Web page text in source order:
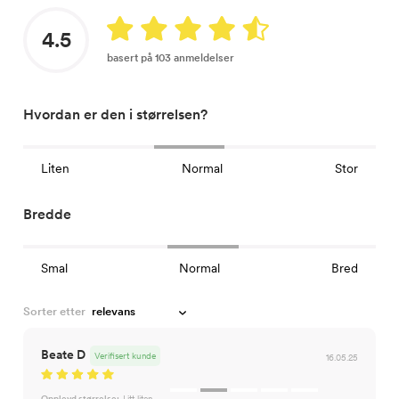
4.5
basert på 103 anmeldelser
Hvordan er den i størrelsen?
Liten Normal Stor
Bredde
Smal Normal Bred
Sorter etter
Beate D 16.05.25
Verifisert kunde